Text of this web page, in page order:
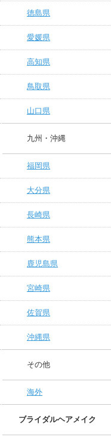
徳島県
愛媛県
高知県
鳥取県
山口県
九州・沖縄
福岡県
大分県
長崎県
熊本県
鹿児島県
宮崎県
佐賀県
沖縄県
その他
海外
ブライダルヘアメイク